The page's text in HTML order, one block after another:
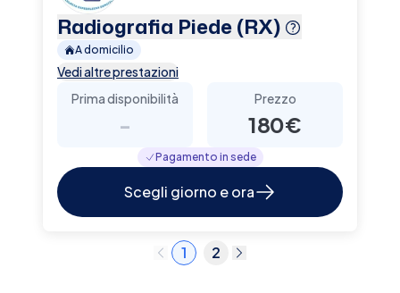
Radiografia Piede (RX)
A domicilio
Vedi altre prestazioni
Prima disponibilità
-
Prezzo
180€
Pagamento in sede
Scegli giorno e ora
1 2